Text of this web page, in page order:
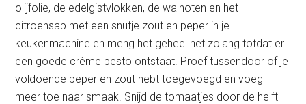
olijfolie, de edelgistvlokken, de walnoten en het
citroensap met een snufje zout en peper in je
keukenmachine en meng het geheel net zolang totdat er
een goede crème pesto ontstaat. Proef tussendoor of je
voldoende peper en zout hebt toegevoegd en voeg
meer toe naar smaak. Snijd de tomaatjes door de helft